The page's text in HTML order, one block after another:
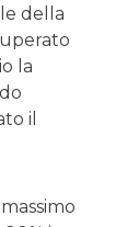
della
la
il